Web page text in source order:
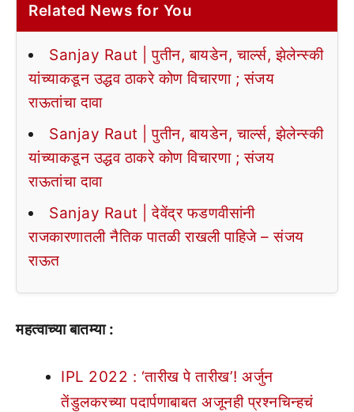
Related News for You
Sanjay Raut | पुतीन, बायडेन, चार्ल्स, झेलेन्स्की
यांच्याकडून उद्धव ठाकरे कोण विचारणा ; संजय
राऊतांचा दावा
Sanjay Raut | पुतीन, बायडेन, चार्ल्स, झेलेन्स्की
यांच्याकडून उद्धव ठाकरे कोण विचारणा ; संजय
राऊतांचा दावा
Sanjay Raut | देवेंद्र फडणवीसांनी
राजकारणातली नैतिक पातळी राखली पाहिजे – संजय
राऊत
महत्वाच्या बातम्या :
IPL 2022 : ‘तारीख पे तारीख’! अर्जुन
तेंडुलकरच्या पदार्पणाबाबत अजूनही प्रश्नचिन्हचं